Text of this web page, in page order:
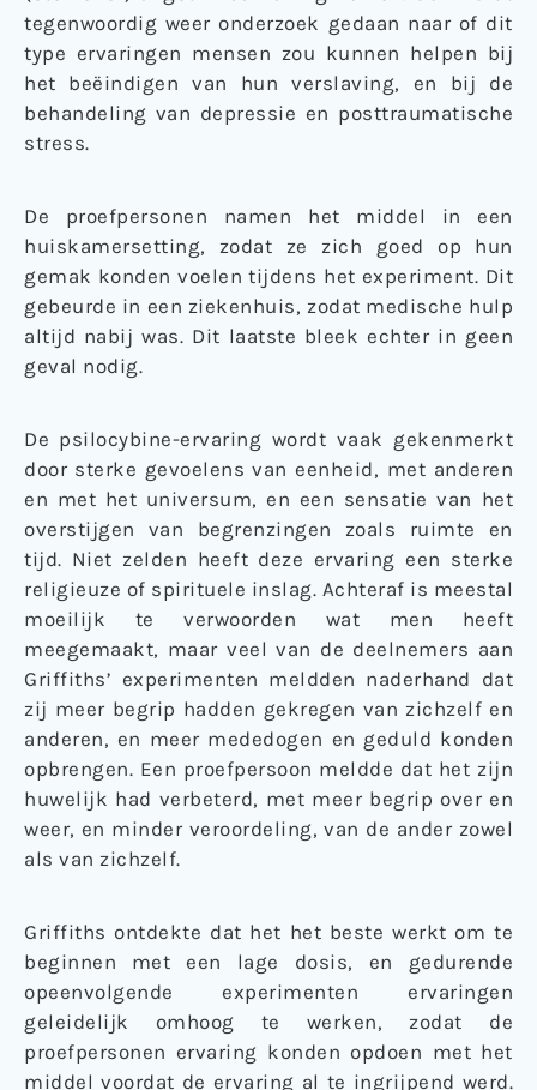
tegenwoordig weer onderzoek gedaan naar of dit
type ervaringen mensen zou kunnen helpen bij
het beëindigen van hun verslaving, en bij de
behandeling van depressie en posttraumatische
stress.
De proefpersonen namen het middel in een
huiskamersetting, zodat ze zich goed op hun
gemak konden voelen tijdens het experiment. Dit
gebeurde in een ziekenhuis, zodat medische hulp
altijd nabij was. Dit laatste bleek echter in geen
geval nodig.
De psilocybine-ervaring wordt vaak gekenmerkt
door sterke gevoelens van eenheid, met anderen
en met het universum, en een sensatie van het
overstijgen van begrenzingen zoals ruimte en
tijd. Niet zelden heeft deze ervaring een sterke
religieuze of spirituele inslag. Achteraf is meestal
moeilijk te verwoorden wat men heeft
meegemaakt, maar veel van de deelnemers aan
Griffiths’ experimenten meldden naderhand dat
zij meer begrip hadden gekregen van zichzelf en
anderen, en meer mededogen en geduld konden
opbrengen. Een proefpersoon meldde dat het zijn
huwelijk had verbeterd, met meer begrip over en
weer, en minder veroordeling, van de ander zowel
als van zichzelf.
Griffiths ontdekte dat het het beste werkt om te
beginnen met een lage dosis, en gedurende
opeenvolgende experimenten ervaringen
geleidelijk omhoog te werken, zodat de
proefpersonen ervaring konden opdoen met het
middel voordat de ervaring al te ingrijpend werd.